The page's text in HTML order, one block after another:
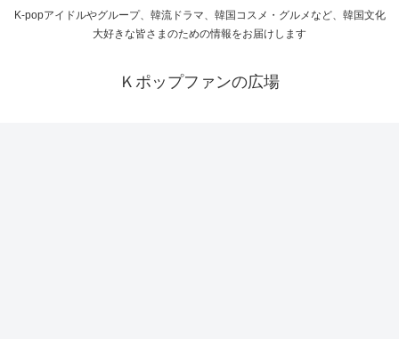
K-popアイドルやグループ、韓流ドラマ、韓国コスメ・グルメなど、韓国文化
大好きな皆さまのための情報をお届けします
Ｋポップファンの広場